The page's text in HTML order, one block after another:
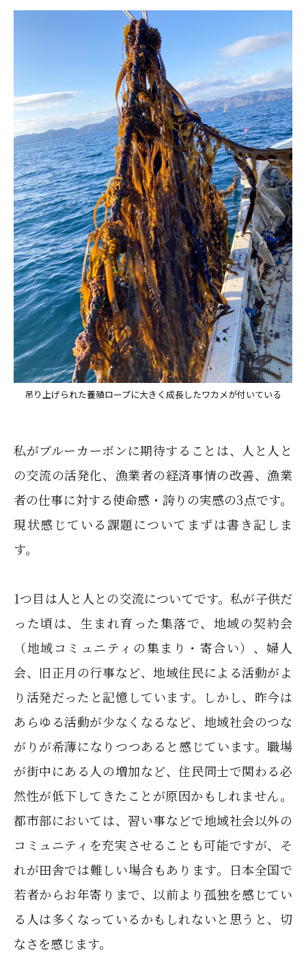
吊り上げられた養殖ロープに大きく成長したワカメが付いている
私がブルーカーボンに期待することは、人と人と
の交流の活発化、漁業者の経済事情の改善、漁業
者の仕事に対する使命感・誇りの実感の3点です。
現状感じている課題についてまずは書き記しま
す。
1つ目は人と人との交流についてです。私が子供だ
った頃は、生まれ育った集落で、地域の契約会
（地域コミュニティの集まり・寄合い）、婦人
会、旧正月の行事など、地域住民による活動がよ
り活発だったと記憶しています。しかし、昨今は
あらゆる活動が少なくなるなど、地域社会のつな
がりが希薄になりつつあると感じています。職場
が街中にある人の増加など、住民同士で関わる必
然性が低下してきたことが原因かもしれません。
都市部においては、習い事などで地域社会以外の
コミュニティを充実させることも可能ですが、そ
れが田舎では難しい場合もあります。日本全国で
若者からお年寄りまで、以前より孤独を感じてい
る人は多くなっているかもしれないと思うと、切
なさを感じます。